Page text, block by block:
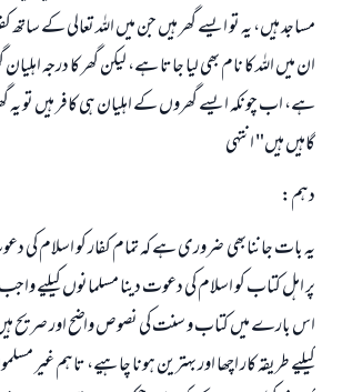
مساجد ہیں، یہ تو ایسے گھر ہیں جن میں اللہ تعالی کے ساتھ
ان میں اللہ کا نام بھی لیا جاتا ہے، لیکن گھر کا درجہ
ہے، اب چونکہ ایسے گھروں کے اہلیان ہی کافر ہیں تو یہ
گاہیں ہیں" انتہی
دہم:
یہ بات جاننابھی ضروری ہے کہ تمام کفار کو اسلام کی
پر اہل کتاب کو اسلام کی دعوت دینا مسلمانوں کیلیے
اس بارے میں کتاب و سنت کی نصوص واضح اور صریح
کیلیے طریقہ کار اچھا اور بہترین ہونا چاہیے، تاہم غیر